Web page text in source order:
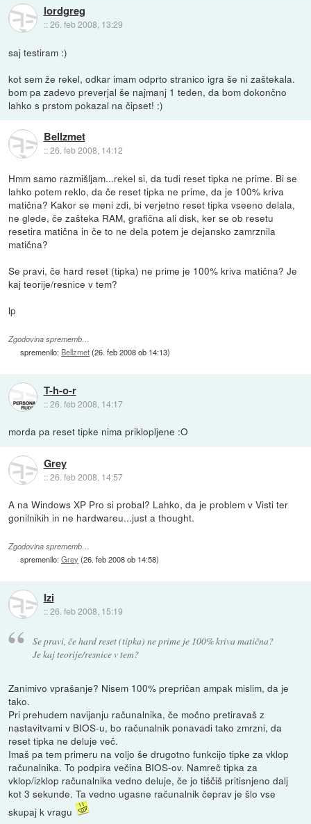
lordgreg
::26. feb 2008, 13:29
saj testiram :)
kot sem že rekel, odkar imam odprto stranico igra še ni zaštekala.
bom pa zadevo preverjal še najmanj 1 teden, da bom dokončno
lahko s prstom pokazal na čipset! :)
Bellzmet
::26. feb 2008, 14:12
Hmm samo razmišljam...rekel si, da tudi reset tipka ne prime. Bi se
lahko potem reklo, da če reset tipka ne prime, da je 100% kriva
matična? Kakor se meni zdi, bi verjetno reset tipka vseeno delala,
ne glede, če zašteka RAM, grafična ali disk, ker se ob resetu
resetira matična in če to ne dela potem je dejansko zamrznila
matična?
Se pravi, če hard reset (tipka) ne prime je 100% kriva matična? Je
kaj teorije/resnice v tem?
lp
Zgodovina sprememb…
spremenilo: Bellzmet(26. feb 2008 ob 14:13)
T-h-o-r
::26. feb 2008, 14:17
morda pa reset tipke nima priklopljene :O
Grey
::26. feb 2008, 14:57
A na Windows XP Pro si probal? Lahko, da je problem v Visti ter
gonilnikih in ne hardwareu...just a thought.
Zgodovina sprememb…
spremenilo:Grey (26. feb 2008 ob 14:58)
Izi
::26. feb 2008, 15:19
Se pravi, če hard reset (tipka) ne prime je 100% kriva matična?
Je kaj teorije/resnice v tem?
Zanimivo vprašanje? Nisem 100% prepričan ampak mislim, da je
tako.
Pri prehudem navijanju računalnika, če močno pretiravaš z
nastavitvami v BIOS-u, bo računalnik ponavadi tako zmrzni, da
reset tipka ne deluje več.
Imaš pa tem primeru na voljo še drugotno funkcijo tipke za vklop
računalnika. To podpira večina BIOS-ov. Namreč tipka za
vklop/izklop računalnika vedno deluje, če jo tiščiš pritisnjeno dalj
kot 3 sekunde. Ta vedno ugasne računalnik čeprav je šlo vse
skupaj k vragu